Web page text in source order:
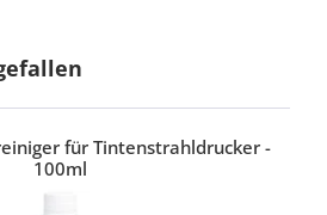
für Tintenstrahldrucker -
100ml